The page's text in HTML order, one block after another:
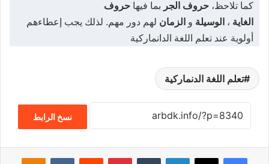
كما تلاحظ، حروف الجر بما فيها حروف
الغاية ، الوسيلة و الزمان لهم دور مهم. لذلك يجب إعطاءهم
أولوية عند تعلم اللغة الدانماركية
تعلم اللغة الدنماركية
نسخ الرابط
فيسبوك لينكدإن بينتيريست